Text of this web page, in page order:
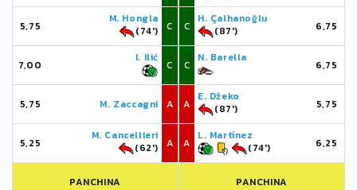
5,75
M. Hongla
(74')
C
7,00
I. Ilić
C
5,75 M. Zaccagni A
5,25
M. Cancellieri
(62')
A
PANCHINA
C
H. Çalhanoğlu
(87')
6,75
C
N. Barella
6,75
A
E. Džeko
(87')
5,75
A
L. Martínez
(74')
6,25
PANCHINA